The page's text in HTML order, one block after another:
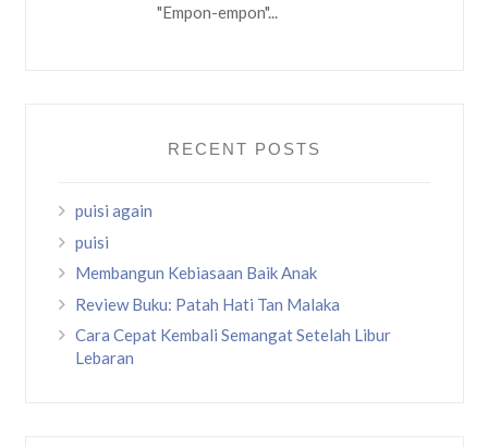
"Empon-empon"...
RECENT POSTS
puisi again
puisi
Membangun Kebiasaan Baik Anak
Review Buku: Patah Hati Tan Malaka
Cara Cepat Kembali Semangat Setelah Libur
Lebaran